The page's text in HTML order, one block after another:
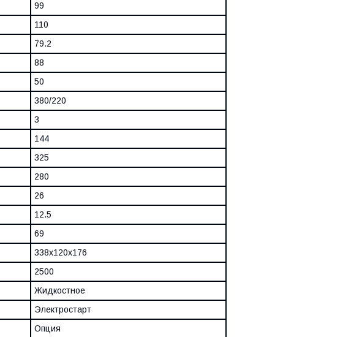
99
110
79.2
88
50
380/220
3
144
325
280
26
12.5
69
338х120х176
2500
Жидкостное
Электростарт
Опция